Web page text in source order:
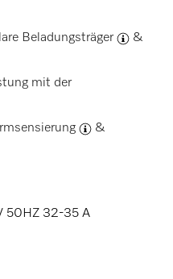
Beladungsträger
&
mit der
&
50HZ 32-35 A